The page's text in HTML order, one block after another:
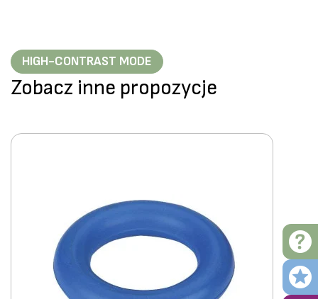
HIGH-CONTRAST MODE
Zobacz inne propozycje